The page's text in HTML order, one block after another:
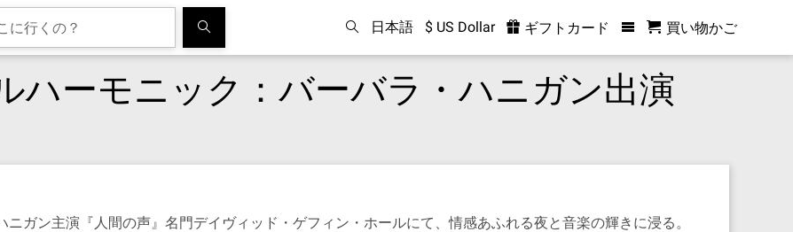
日本語 $ US Dollar ギフトカード 買い物かご
ハーモニック：バーバラ・ハニガン出演
ガン主演『人間の声』名門デイヴィッド・ゲフィン・ホールにて、情感あふれる夜と音楽の輝きに浸る。